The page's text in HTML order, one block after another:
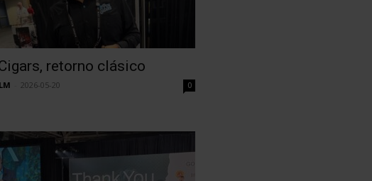
retorno clásico
2026-05-20 0